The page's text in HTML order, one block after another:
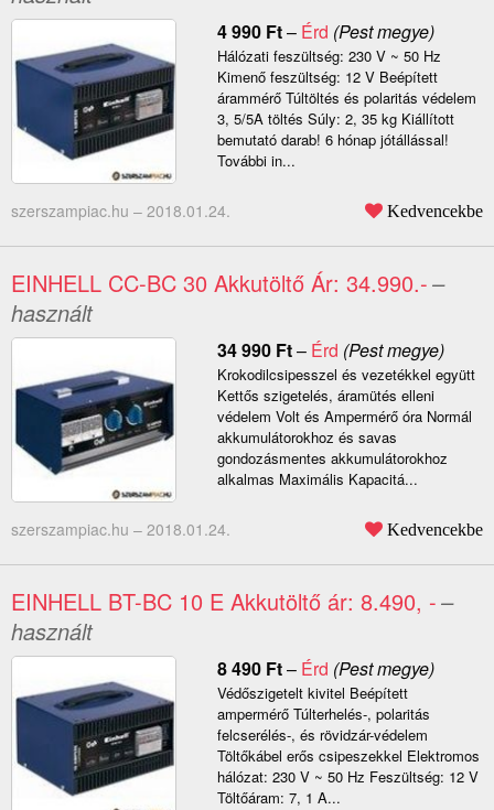
4 990 Ft– Érd (Pest megye)
Hálózati feszültség: 230 V ~ 50 Hz
Kimenő feszültség: 12 V Beépített
árammérő Túltöltés és polaritás védelem
3, 5/5A töltés Súly: 2, 35 kg Kiállított
bemutató darab! 6 hónap jótállással!
További in...
szerszampiac.hu – 2018.01.24. Kedvencekbe
EINHELL CC-BC 30 Akkutöltő Ár: 34.990.-–
használt
34 990 Ft– Érd (Pest megye)
Krokodilcsipesszel és vezetékkel együtt
Kettős szigetelés, áramütés elleni
védelem Volt és Ampermérő óra Normál
akkumulátorokhoz és savas
gondozásmentes akkumulátorokhoz
alkalmas Maximális Kapacitá...
szerszampiac.hu – 2018.01.24. Kedvencekbe
EINHELL BT-BC 10 E Akkutöltő ár: 8.490, -–
használt
8 490 Ft– Érd (Pest megye)
Védőszigetelt kivitel Beépített
ampermérő Túlterhelés-, polaritás
felcserélés-, és rövidzár-védelem
Töltőkábel erős csipeszekkel Elektromos
hálózat: 230 V ~ 50 Hz Feszültség: 12 V
Töltőáram: 7, 1 A...